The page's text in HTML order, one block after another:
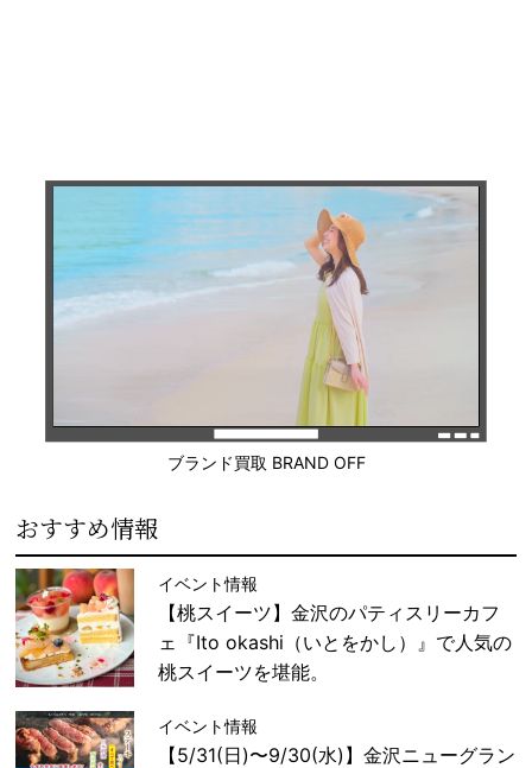
ブランド買取 BRAND OFF
おすすめ情報
イベント情報
【桃スイーツ】金沢のパティスリーカフ
ェ『Ito okashi（いとをかし）』で人気の
桃スイーツを堪能。
イベント情報
【5/31(日)〜9/30(水)】金沢ニューグラン